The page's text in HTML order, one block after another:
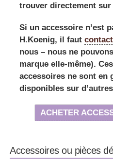
trouver directement sur
Si un accessoire n’est
H.Koenig, il faut
nous – nous ne
marque elle-même).
accessoires ne sont en
disponibles sur
ACHETER
Accessoires ou pièces